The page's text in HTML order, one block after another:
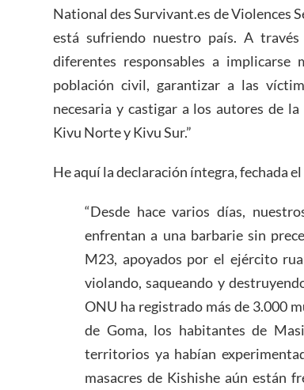
National des Survivant.es de Violences
está sufriendo nuestro país. A
diferentes responsables a
población civil, garantizar a las
necesaria y castigar a los autores de
Kivu Norte y Kivu Sur.”
He aquí la declaración íntegra, fechada
“Desde hace varios días,
enfrentan a una barbarie sin
M23, apoyados por el ejército
violando, saqueando y
ONU ha registrado más de 3.000
de Goma, los habitantes de
territorios ya habían
masacres de Kishishe aún están